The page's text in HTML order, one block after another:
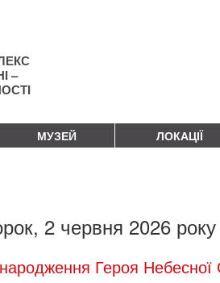
–
МУЗЕЙ ЛОКАЦІЇ
2 червня 2026 року
Героя Небесної